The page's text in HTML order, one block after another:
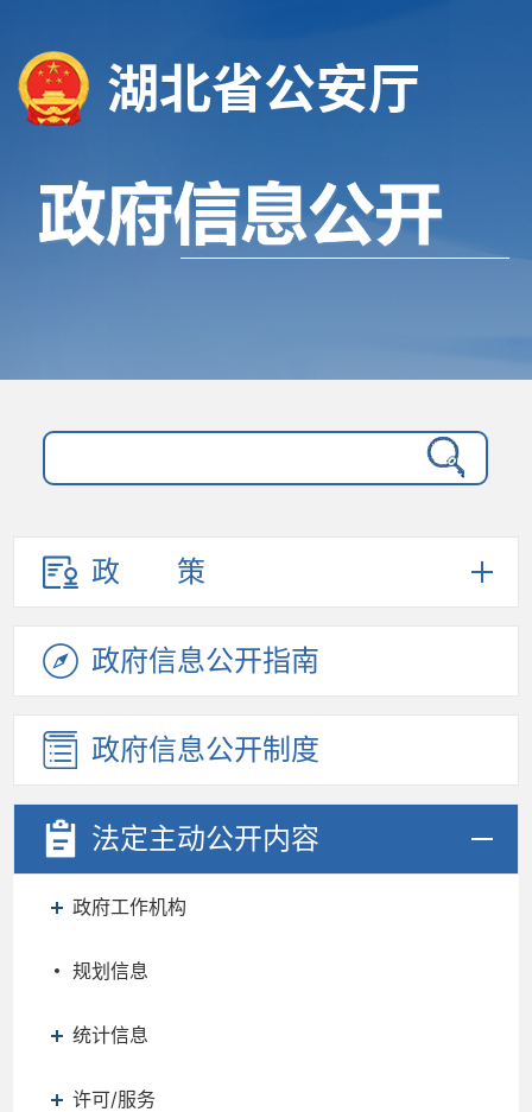
湖北省公安厅
政策
政府信息公开指南
政府信息公开制度
法定主动公开内容
政府工作机构
规划信息
统计信息
许可/服务